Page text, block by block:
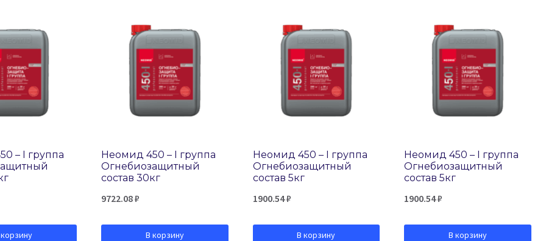
– I группа
Неомид 450 – I группа
Огнебиозащитный
состав 30кг
9722.08₽
В корзину
Неомид 450 – I группа
Огнебиозащитный
состав 5кг
1900.54₽
В корзину
Неомид 450 – I группа
Огнебиозащитный
состав 5кг
1900.54₽
В корзину